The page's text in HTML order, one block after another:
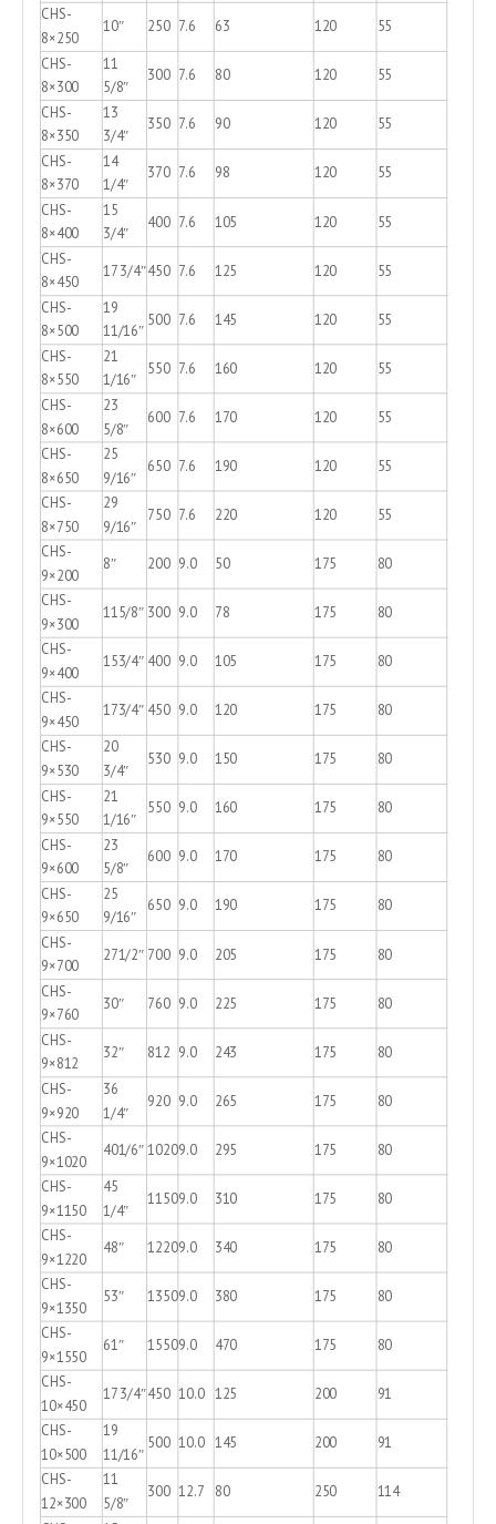
CHS-
8×250
10″ 250 7.6 63 120 55
CHS-
8×300
11
5/8″
300 7.6 80 120 55
CHS-
8×350
13
3/4″
350 7.6 90 120 55
CHS-
8×370
14
1/4″
370 7.6 98 120 55
CHS-
8×400
15
3/4″
400 7.6 105 120 55
CHS-
8×450
17 3/4″450 7.6 125 120 55
CHS-
8×500
19
11/16″
500 7.6 145 120 55
CHS-
8×550
21
1/16″
550 7.6 160 120 55
CHS-
8×600
23
5/8″
600 7.6 170 120 55
CHS-
8×650
25
9/16″
650 7.6 190 120 55
CHS-
8×750
29
9/16″
750 7.6 220 120 55
CHS-
9×200
8″ 200 9.0 50 175 80
CHS-
9×300
115/8″ 300 9.0 78 175 80
CHS-
9×400
153/4″ 400 9.0 105 175 80
CHS-
9×450
173/4″ 450 9.0 120 175 80
CHS-
9×530
20
3/4″
530 9.0 150 175
80
CHS-
9×550
21
1/16″
550 9.0 160 175 80
CHS-
9×600
23
5/8″
600 9.0 170 175 80
CHS-
9×650
25
9/16″
650 9.0 190 175 80
CHS-
9×700
271/2″ 700 9.0 205 175 80
CHS-
9×760
30″ 760 9.0 225 175 80
CHS-
9×812
32″ 812 9.0 243 175 80
CHS-
9×920
36
1/4″
920 9.0 265 175 80
CHS-
9×1020
401/6″10209.0 295 175 80
CHS-
9×1150
45
1/4″
11509.0 310 175 80
CHS-
9×1220
48″ 12209.0 340 175 80
CHS-
9×1350
53″ 13509.0 380 175 80
CHS-
9×1550
61″ 15509.0 470 175 80
CHS-
10×450
17 3/4″450 10.0 125 200 91
CHS-
10×500
19
11/16″
500 10.0 145 200 91
CHS-
12×300
11
5/8″
300 12.7 80 250 114